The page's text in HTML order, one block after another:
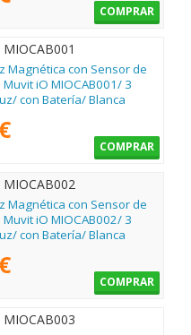
COMPRAR
Magnética con Sensor de
iO MIOCAB001/ 3
con Batería/ Blanca
COMPRAR
Magnética con Sensor de
iO MIOCAB002/ 3
con Batería/ Blanca
COMPRAR